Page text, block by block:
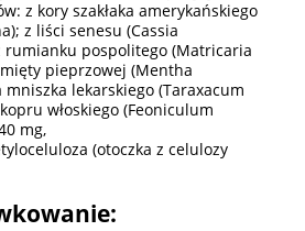
z kory szakłaka amerykańskiego
z liści senesu (Cassia
rumianku pospolitego (Matricaria
pieprzowej (Mentha
lekarskiego (Taraxacum
włoskiego (Feoniculum
mg,
(otoczka z celulozy